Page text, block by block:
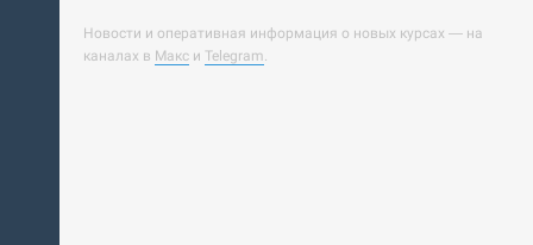
Новости и оперативная информация о новых курсах — на
каналах в Макс и Telegram.